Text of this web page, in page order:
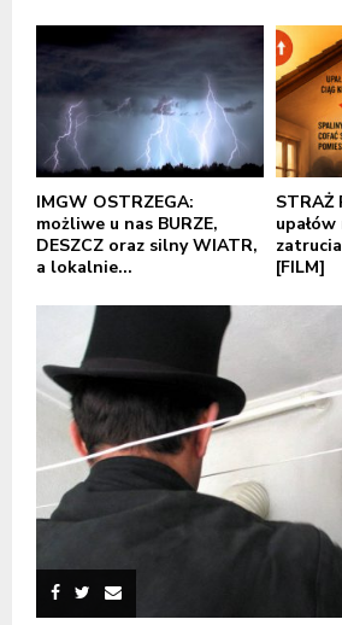
IMGW OSTRZEGA:
możliwe u nas BURZE,
DESZCZ oraz silny WIATR,
a lokalnie...
STRAŻ
[FILM]